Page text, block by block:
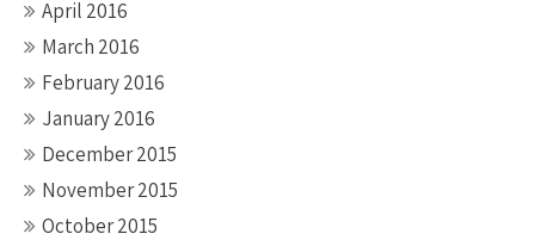
April 2016
March 2016
February 2016
January 2016
December 2015
November 2015
October 2015